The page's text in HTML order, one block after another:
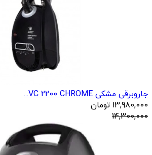
جاروبرقی مشکی VC 2200 CHROME...
13,980,000 تومان
14,300,000